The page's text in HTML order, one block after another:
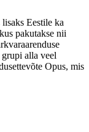
lisaks Eestile ka
pakutakse nii
alla veel
Opus, mis